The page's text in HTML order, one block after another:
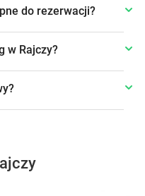
do rezerwacji?
w Rajczy?